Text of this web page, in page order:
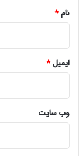
نام*
ایمیل*
وب‌ سایت